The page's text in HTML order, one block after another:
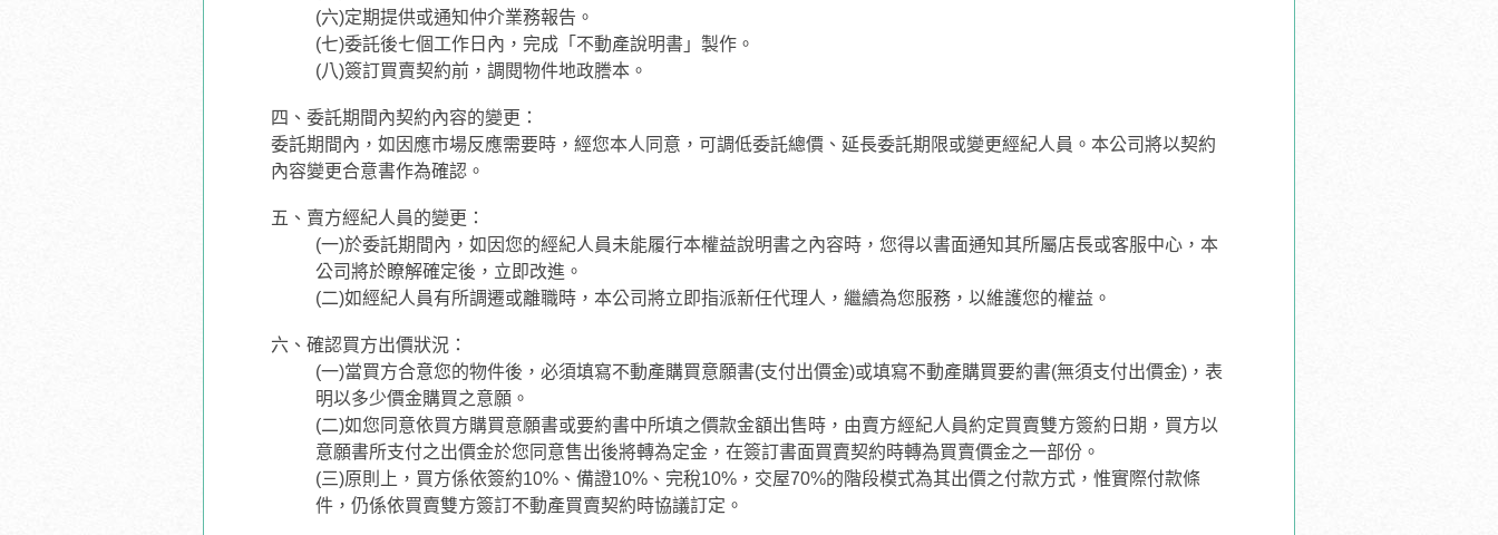
(六)定期提供或通知仲介業務報告。
(七)委託後七個工作日內，完成「不動產說明書」製作。
(八)簽訂買賣契約前，調閱物件地政謄本。
四、委託期間內契約內容的變更：
委託期間內，如因應市場反應需要時，經您本人同意，可調低委託總價、延長委託期限或變更經紀人員。本公司將以契約
內容變更合意書作為確認。
五、賣方經紀人員的變更：
(一)於委託期間內，如因您的經紀人員未能履行本權益說明書之內容時，您得以書面通知其所屬店長或客服中心，本
公司將於瞭解確定後，立即改進。
(二)如經紀人員有所調遷或離職時，本公司將立即指派新任代理人，繼續為您服務，以維護您的權益。
六、確認買方出價狀況：
(一)當買方合意您的物件後，必須填寫不動產購買意願書(支付出價金)或填寫不動產購買要約書(無須支付出價金)，表
明以多少價金購買之意願。
(二)如您同意依買方購買意願書或要約書中所填之價款金額出售時，由賣方經紀人員約定買賣雙方簽約日期，買方以
意願書所支付之出價金於您同意售出後將轉為定金，在簽訂書面買賣契約時轉為買賣價金之一部份。
(三)原則上，買方係依簽約10%、備證10%、完稅10%，交屋70%的階段模式為其出價之付款方式，惟實際付款條
件，仍係依買賣雙方簽訂不動產買賣契約時協議訂定。